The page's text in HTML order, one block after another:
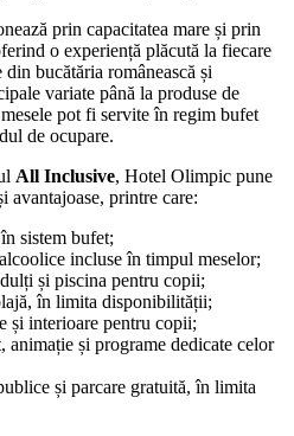
prin capacitatea mare și prin
o experiență plăcută la fiecare
bucătăria românească și
variate până la produse de
pot fi servite în regim bufet
de ocupare.
All Inclusive, Hotel Olimpic pune
avantajoase, printre care:
sistem bufet;
incluse în timpul meselor;
și piscina pentru copii;
în limita disponibilității;
și interioare pentru copii;
animație și programe dedicate celor
și parcare gratuită, în limita